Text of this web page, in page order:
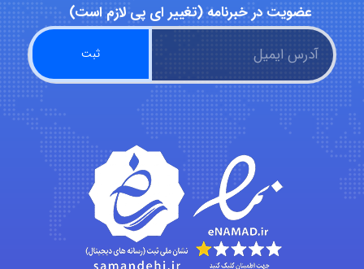
fatima
Jafar Tym
aghajari vahid
عضویت در خبرنامه (تغییر ای پی لازم است)